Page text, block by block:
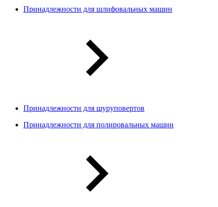
Принадлежности для шлифовальных машин
Принадлежности для шуруповертов
Принадлежности для полировальных машин